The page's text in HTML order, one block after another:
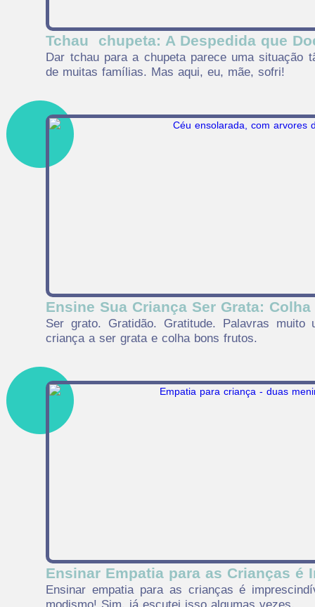
Tchau chupeta: A Despedida que
Dar tchau para a chupeta parece uma situação
de muitas famílias. Mas aqui, eu, mãe, sofri!
Ensine Sua Criança Ser Grata:
Ser grato. Gratidão. Gratitude. Palavras
criança a ser grata e colha bons frutos.
Ensinar Empatia para as Crianças é
Ensinar empatia para as crianças é